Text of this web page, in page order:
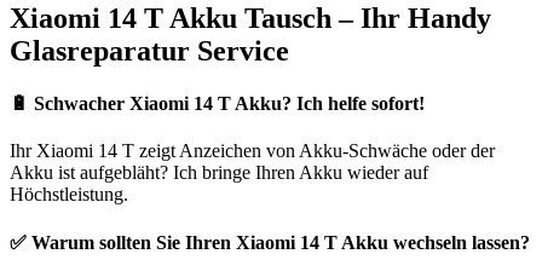
Xiaomi 14 T Akku Tausch – Ihr Handy
Glasreparatur Service
🔋 Schwacher Xiaomi 14 T Akku? Ich helfe sofort!
Ihr Xiaomi 14 T zeigt Anzeichen von Akku-Schwäche oder der
Akku ist aufgebläht? Ich bringe Ihren Akku wieder auf
Höchstleistung.
✅ Warum sollten Sie Ihren Xiaomi 14 T Akku wechseln lassen?